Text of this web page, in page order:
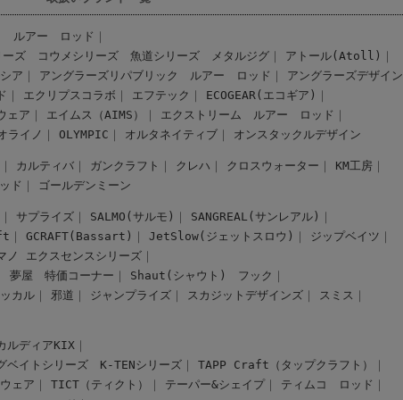
ルアー
ロッド
ーズ コウメシリーズ 魚道シリーズ メタルジグ
アトール(Atoll)
ア アングラーズリパブリック ルアー ロッド
アングラーズデザイン
エクリプスコラボ エフテック
ECOGEAR(エコギア)
ェア エイムス（AIMS） エクストリーム ルアー
ロッド
ライノ OLYMPIC オルタネイティブ オンスタックルデザイン
カルティバ ガンクラフト クレハ クロスウォーター
KM工房
ド ゴールデンミーン
サプライズ SALMO(サルモ)
SANGREAL(サンレアル)
GCRAFT(Bassart) JetSlow(ジェットスロウ)
ジップベイツ
ノ エクスセンスシリーズ
夢屋 特価コーナー Shaut(シャウト)
フック
カル 邪道 ジャンプライズ スカジットデザインズ
スミス
ルディアKIX
ベイトシリーズ K-TENシリーズ
TAPP Craft（タップクラフト）
ウェア TICT（ティクト） テーパー&シェイプ ティムコ
ロッド